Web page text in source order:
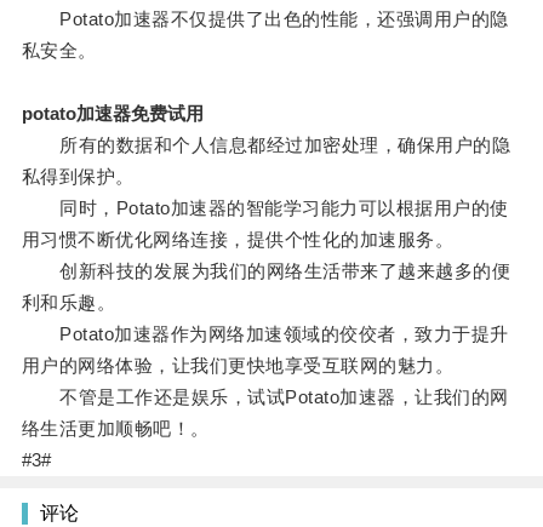
Potato加速器不仅提供了出色的性能，还强调用户的隐
私安全。
potato加速器免费试用
所有的数据和个人信息都经过加密处理，确保用户的隐
私得到保护。
同时，Potato加速器的智能学习能力可以根据用户的使
用习惯不断优化网络连接，提供个性化的加速服务。
创新科技的发展为我们的网络生活带来了越来越多的便
利和乐趣。
Potato加速器作为网络加速领域的佼佼者，致力于提升
用户的网络体验，让我们更快地享受互联网的魅力。
不管是工作还是娱乐，试试Potato加速器，让我们的网
络生活更加顺畅吧！。
#3#
评论